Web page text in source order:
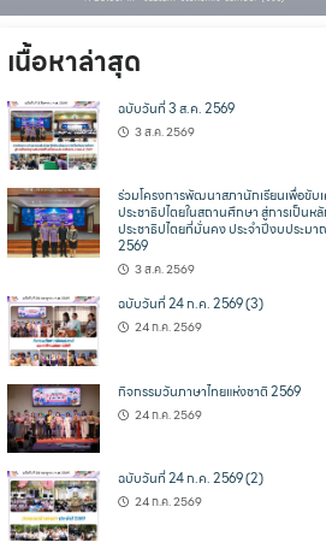
เนื้อหาล่าสุด
ฉบับวันที่ 3 ส.ค. 2569
3 ส.ค. 2569
ร่วมโครงการพัฒนาสภานักเรียนเพื่อขับ
ประชาธิปไตยในสถานศึกษา สู่การเป็นห
ประชาธิปไตยที่มั่นคง ประจำปีงบประม
2569
3 ส.ค. 2569
ฉบับวันที่ 24 ก.ค. 2569 (3)
24 ก.ค. 2569
กิจกรรมวันภาษาไทยแห่งชาติ 2569
24 ก.ค. 2569
ฉบับวันที่ 24 ก.ค. 2569 (2)
24 ก.ค. 2569